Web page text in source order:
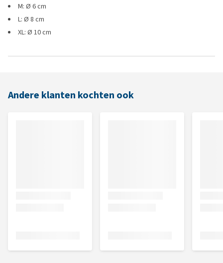
M: Ø 6 cm
L: Ø 8 cm
XL: Ø 10 cm
Andere klanten kochten ook